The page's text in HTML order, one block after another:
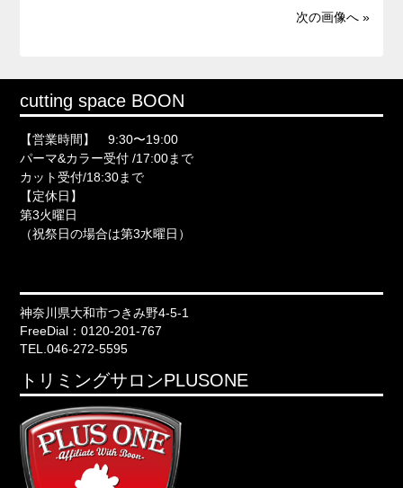
次の画像へ »
cutting space BOON
【営業時間】 9:30〜19:00
パーマ&カラー受付 /17:00まで
カット受付/18:30まで
【定休日】
第3火曜日
（祝祭日の場合は第3水曜日）
神奈川県大和市つきみ野4-5-1
FreeDial：0120-201-767
TEL.046-272-5595
トリミングサロンPLUSONE